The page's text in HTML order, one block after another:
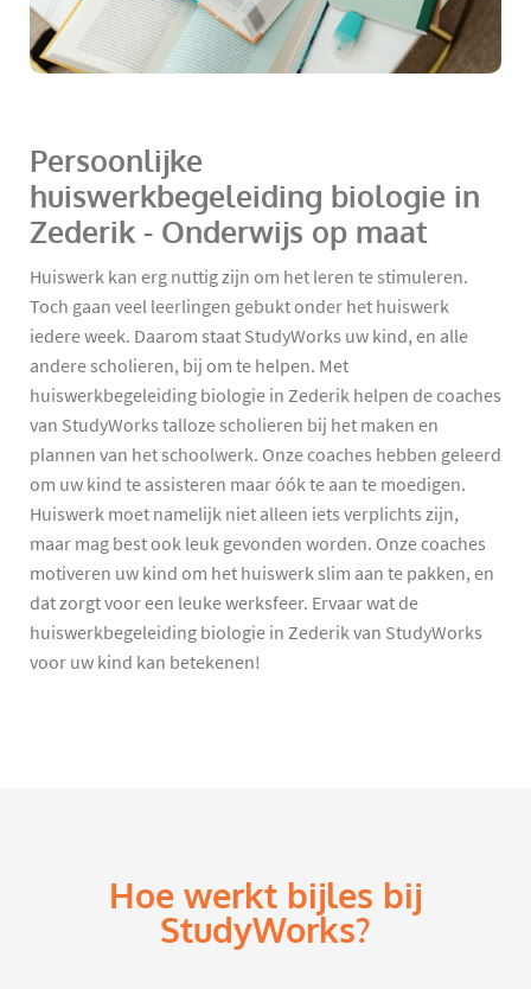
Persoonlijke
huiswerkbegeleiding biologie in
Zederik - Onderwijs op maat
Huiswerk kan erg nuttig zijn om het leren te stimuleren.
Toch gaan veel leerlingen gebukt onder het huiswerk
iedere week. Daarom staat StudyWorks uw kind, en alle
andere scholieren, bij om te helpen. Met
huiswerkbegeleiding biologie in Zederik helpen de coaches
van StudyWorks talloze scholieren bij het maken en
plannen van het schoolwerk. Onze coaches hebben geleerd
om uw kind te assisteren maar óók te aan te moedigen.
Huiswerk moet namelijk niet alleen iets verplichts zijn,
maar mag best ook leuk gevonden worden. Onze coaches
motiveren uw kind om het huiswerk slim aan te pakken, en
dat zorgt voor een leuke werksfeer. Ervaar wat de
huiswerkbegeleiding biologie in Zederik van StudyWorks
voor uw kind kan betekenen!
Hoe werkt bijles bij
StudyWorks?